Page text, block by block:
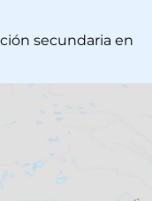
secundaria en